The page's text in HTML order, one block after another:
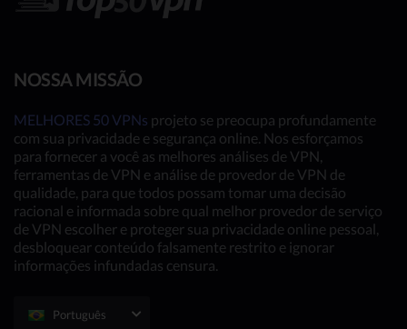
NOSSA MISSÃO
MELHORES 50 VPNs projeto se preocupa profundamente
com sua privacidade e segurança online. Nos esforçamos
para fornecer a você as melhores análises de VPN,
ferramentas de VPN e análise de provedor de VPN de
qualidade, para que todos possam tomar uma decisão
racional e informada sobre qual melhor provedor de serviço
de VPN escolher e proteger sua privacidade online pessoal,
desbloquear conteúdo falsamente restrito e ignorar
informações infundadas censura.
Português